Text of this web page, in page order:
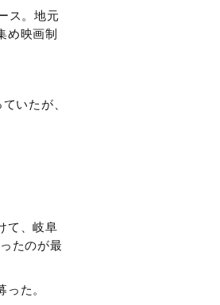
ス。地元
め映画制
いたが、
て、岐阜
たのが最
た。